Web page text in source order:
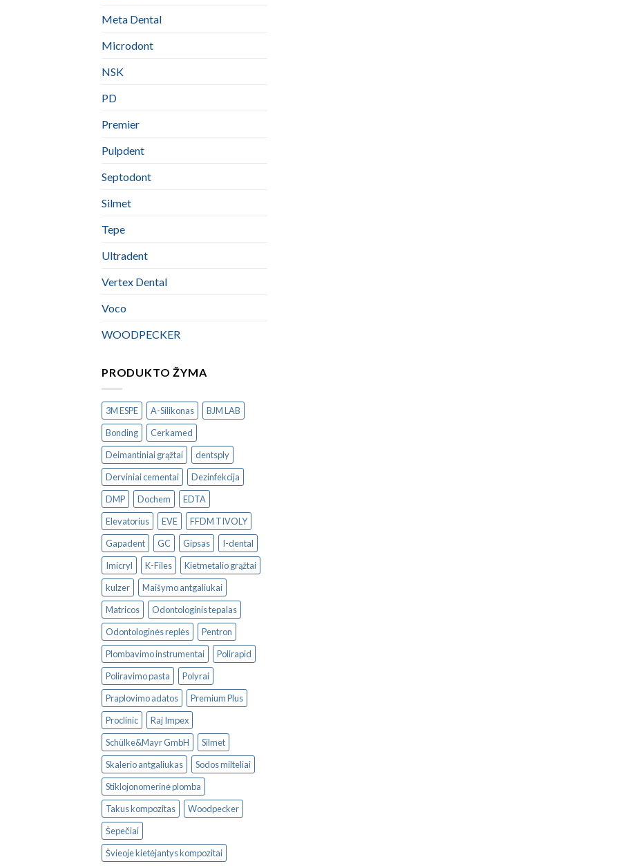
Meta Dental
Microdont
NSK
PD
Premier
Pulpdent
Septodont
Silmet
Tepe
Ultradent
Vertex Dental
Voco
WOODPECKER
PRODUKTO ŽYMA
3M ESPE A-Silikonas
BJM LAB
Bonding
Cerkamed
Deimantiniai grąžtai
dentsply
Derviniai cementai
Dezinfekcija
DMP
Dochem
EDTA
Elevatorius
EVE
FFDM TIVOLY
Gapadent
GC Gipsas
I-dental
Imicryl
K-Files
Kietmetalio grąžtai
kulzer
Maišymo antgaliukai
Matricos
Odontologinis tepalas
Odontologinės replės
Pentron
Plombavimo instrumentai
Polirapid
Poliravimo pasta
Polyrai
Praplovimo adatos
Premium Plus
Proclinic
Raj Impex
Schülke&Mayr GmbH
Silmet
Skalerio antgaliukas
Sodos milteliai
Stiklojonomerinė plomba
Takus kompozitas
Woodpecker
Šepečiai
Švieoje kietėjantys kompozitai